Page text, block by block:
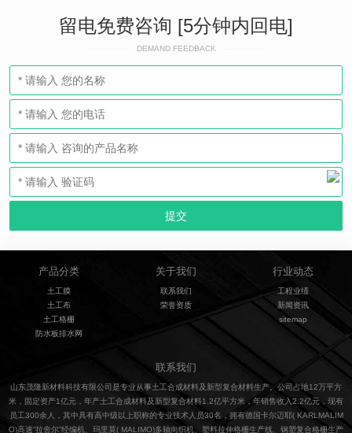
留电免费咨询 [5分钟内回电]
DEMAND FEEDBACK
产品分类
土工膜
土工布
土工格栅
防水板排水网
关于我们
联系我们
荣誉资质
行业动态
工程业绩
新闻资讯
sitemap
联系我们
山东茂隆新材料科技有限公司是专业从事土工合成材料及新型复合材料生产。公司占地12万平方
米，固定资产1亿元，年产土工合成材料及新型复合材料1.2亿平方米，年销售收入2.2亿元，现有
员工300余人，其中具有高中级以上职称的专业技术人员30名，拥有德国卡尔迈耶( KARLMALIM
O)高速“拉舍尔”经编机、玛里莫( MALIMO)多轴向织机、塑料拉伸格栅生产线、钢塑复合格栅生产